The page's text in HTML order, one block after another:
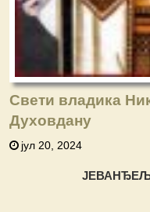
Свети владика
Духовдану
јул 20, 2024